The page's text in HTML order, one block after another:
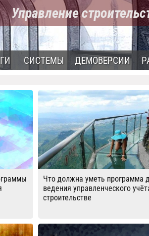
Управление
СИСТЕМЫ ДЕМОВЕРСИИ
Что должна уметь программа
ведения управленческого
строительстве